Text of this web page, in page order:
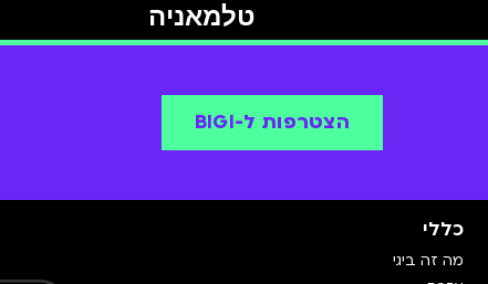
טלמאניה
הצטרפות ל-BIGI
כללי
מה זה ביגי